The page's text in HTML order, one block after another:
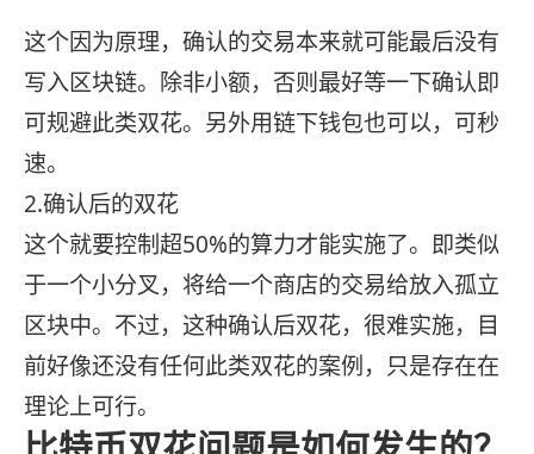
这个因为原理，确认的交易本来就可能最后没有
写入区块链。除非小额，否则最好等一下确认即
可规避此类双花。另外用链下钱包也可以，可秒
速。
2.确认后的双花
这个就要控制超50%的算力才能实施了。即类似
于一个小分叉，将给一个商店的交易给放入孤立
区块中。不过，这种确认后双花，很难实施，目
前好像还没有任何此类双花的案例，只是存在在
理论上可行。